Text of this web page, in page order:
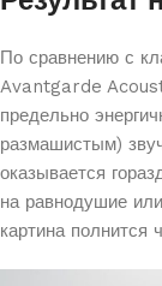
По сравнению с
Avantgarde
предельно
размашистым)
оказывается
на равнодушие
картина полнится